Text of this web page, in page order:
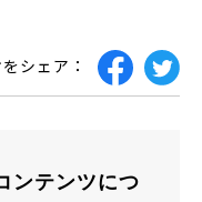
シェア：
ンテンツにつ